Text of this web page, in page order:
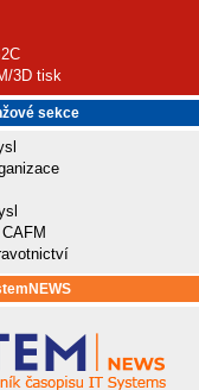
3D tisk
sekce